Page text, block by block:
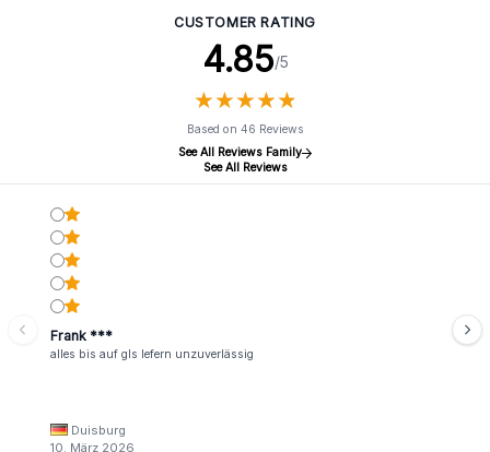
CUSTOMER RATING
4.85/5
★★★★★
★★★★★
Based on 46 Reviews
See All Reviews Family
See All Reviews
Frank ***
alles bis auf gls lefern unzuverlässig
Duisburg
10. März 2026